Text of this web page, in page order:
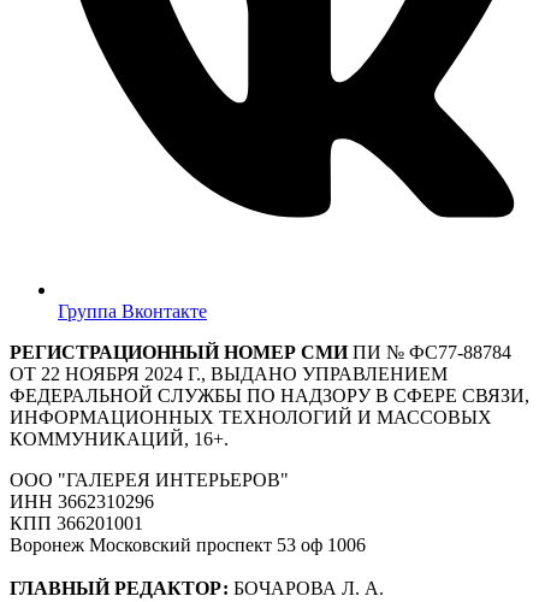
Группа Вконтакте
РЕГИСТРАЦИОННЫЙ НОМЕР СМИПИ № ФС77-88784
ОТ 22 НОЯБРЯ 2024 Г., ВЫДАНО УПРАВЛЕНИЕМ
ФЕДЕРАЛЬНОЙ СЛУЖБЫ ПО НАДЗОРУ В СФЕРЕ СВЯЗИ,
ИНФОРМАЦИОННЫХ ТЕХНОЛОГИЙ И МАССОВЫХ
КОММУНИКАЦИЙ, 16+.
ООО "ГАЛЕРЕЯ ИНТЕРЬЕРОВ"
ИНН 3662310296
КПП 366201001
Воронеж Московский проспект 53 оф 1006
ГЛАВНЫЙ РЕДАКТОР: БОЧАРОВА Л. А.